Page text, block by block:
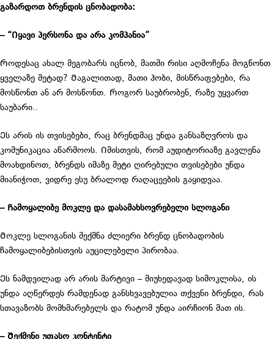
გაზარდოთ ბრენდის ცნობადობა:
– “Იყავი პერსონა და არა კომპანია”
Როდესაც ახალ მეგობარს იცნობ, მათში რისი აღმოჩენა მოგწონთ
ყველაზე მეტად? Მაგალითად, მათი ჰობი, მისწრაფებები, რა
მოსწონთ ან არ მოსწონთ. Როგორ საუბრობენ, რაზე უყვართ
საუბარი..
Ეს არის ის თვისებები, რაც ბრენდმაც უნდა განსაზღვროს და
კომუნიკაცია აწარმოოს. Იმისთვის, რომ აუდიტორიაზე გავლენა
მოახდინოთ, ბრენდს იმაზე მეტი ღირებული თვისებები უნდა
მიანიჭოთ, ვიდრე ესუ ბრალოდ რაღაცეების გაყიდვაა.
– Ჩამოყალიბე მოკლე და დასამახსოვრებელი სლოგანი
Მოკლე სლოგანის შექმნა ძლიერი ბრენდ ცნობადობის
ჩამოყალიბებისთვის აუცილებელი პირობაა.
Ეს ნამდვილად არ არის მარტივი – მიუხედავად სიმოკლისა, ის
უნდა აღწერდეს რამდენად განსხვავებულია თქვენი ბრენდი, რას
სთავაზობს მომხმარებელს და რატომ უნდა აირჩიონ მათ ის.